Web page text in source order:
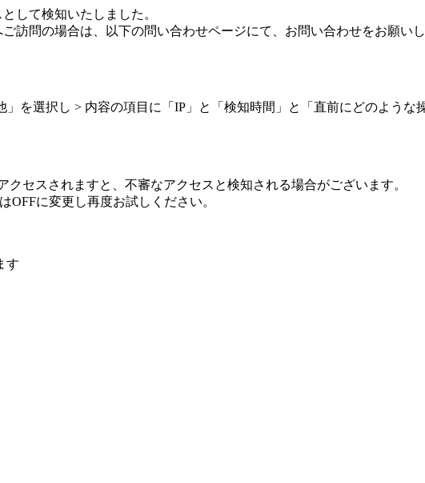
して検知いたしました。
訪問の場合は、以下の問い合わせページにて、お問い合わせをお願いし
を選択し > 内容の項目に「IP」と「検知時間」と「直前にどのような
セスされますと、不審なアクセスと検知される場合がございます。
OFFに変更し再度お試しください。
す